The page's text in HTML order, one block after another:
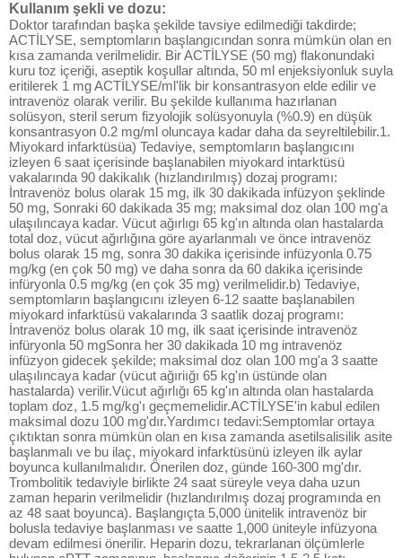
Kullanım şekli ve dozu:
Doktor tarafından başka şekilde tavsiye edilmediği takdirde;
ACTİLYSE, semptomların başlangıcından sonra mümkün olan en
kısa zamanda verilmelidir. Bir ACTİLYSE (50 mg) flakonundaki
kuru toz içeriği, aseptik koşullar altında, 50 ml enjeksiyonluk suyla
eritilerek 1 mg ACTİLYSE/ml'lik bir konsantrasyon elde edilir ve
intravenöz olarak verilir. Bu şekilde kullanıma hazırlanan
solüsyon, steril serum fizyolojik solüsyonuyla (%0.9) en düşük
konsantrasyon 0.2 mg/ml oluncaya kadar daha da seyreltilebilir.1.
Miyokard infarktüsüa) Tedaviye, semptomların başlangıcını
izleyen 6 saat içerisinde başlanabilen miyokard intarktüsü
vakalarında 90 dakikalık (hızlandırılmış) dozaj programı:
İntravenöz bolus olarak 15 mg, ilk 30 dakikada infüzyon şeklinde
50 mg, Sonraki 60 dakikada 35 mg; maksimal doz olan 100 mg'a
ulaşılıncaya kadar. Vücut ağırlıgı 65 kg'ın altında olan hastalarda
total doz, vücut ağırlığına göre ayarlanmalı ve önce intravenöz
bolus olarak 15 mg, sonra 30 dakika içerisinde infüzyonla 0.75
mg/kg (en çok 50 mg) ve daha sonra da 60 dakika içerisinde
infüryonla 0.5 mg/kg (en çok 35 mg) verilmelidir.b) Tedaviye,
semptomların başlangıcını izleyen 6-12 saatte başlanabilen
miyokard infarktüsü vakalarında 3 saatlik dozaj programı:
İntravenöz bolus olarak 10 mg, ilk saat içerisinde intravenöz
infüryonla 50 mgSonra her 30 dakikada 10 mg intravenöz
infüzyon gidecek şekilde; maksimal doz olan 100 mg'a 3 saatte
ulaşılıncaya kadar (vücut ağıriığı 65 kg'ın üstünde olan
hastalarda) verilir.Vücut ağırlığı 65 kg'ın altında olan hastalarda
toplam doz, 1.5 mg/kg'ı geçmemelidir.ACTİLYSE'in kabul edilen
maksimal dozu 100 mg'dır.Yardımcı tedavi:Semptomlar ortaya
çıktıktan sonra mümkün olan en kısa zamanda asetilsalisilik asite
başlanmalı ve bu ilaç, miyokard infarktüsünü izleyen ilk aylar
boyunca kullanılmalıdır. Önerilen doz, günde 160-300 mg'dır.
Trombolitik tedaviyle birlikte 24 saat süreyle veya daha uzun
zaman heparin verilmelidir (hızlandırılmış dozaj programında en
az 48 saat boyunca). Başlangıçta 5,000 ünitelik intravenöz bir
bolusla tedaviye başlanması ve saatte 1,000 üniteyle infüzyona
devam edilmesi önerilir. Heparin dozu, tekrarlanan ölçümlerle